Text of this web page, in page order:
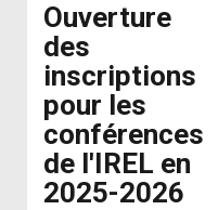
Ouverture
des
inscriptions
pour les
conférences
de l'IREL en
2025-2026